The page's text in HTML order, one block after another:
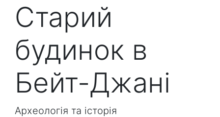
Старий
будинок в
Бейт-Джані
Археологія та історія